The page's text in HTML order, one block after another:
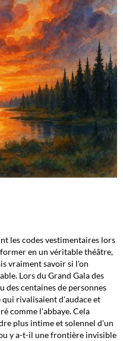
les codes vestimentaires lors
en un véritable théâtre,
vraiment savoir si l'on
Lors du Grand Gala des
des centaines de personnes
qui rivalisaient d'audace et
comme l'abbaye. Cela
plus intime et solennel d'un
y a-t-il une frontière invisible